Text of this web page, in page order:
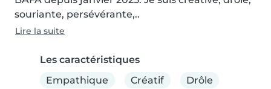
souriante, persévérante,..
Lire la suite
Les caractéristiques
Empathique
Créatif Drôle